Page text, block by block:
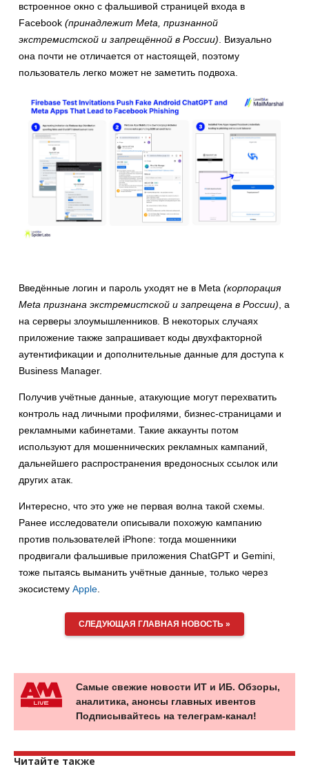
встроенное окно с фальшивой страницей входа в
Facebook (принадлежит Meta, признанной
экстремистской и запрещённой в России). Визуально
она почти не отличается от настоящей, поэтому
пользователь легко может не заметить подвоха.
Введённые логин и пароль уходят не в Meta (корпорация
Meta признана экстремистской и запрещена в России) , а
на серверы злоумышленников. В некоторых случаях
приложение также запрашивает коды двухфакторной
аутентификации и дополнительные данные для доступа к
Business Manager.
Получив учётные данные, атакующие могут перехватить
контроль над личными профилями, бизнес-страницами и
рекламными кабинетами. Такие аккаунты потом
используют для мошеннических рекламных кампаний,
дальнейшего распространения вредоносных ссылок или
других атак.
Интересно, что это уже не первая волна такой схемы.
Ранее исследователи описывали похожую кампанию
против пользователей iPhone: тогда мошенники
продвигали фальшивые приложения ChatGPT и Gemini,
тоже пытаясь выманить учётные данные, только через
экосистему Apple
СЛЕДУЮЩАЯ ГЛАВНАЯ НОВОСТЬ »
Самые свежие новости ИТ и ИБ. Обзоры,
аналитика, анонсы главных ивентов
Подписывайтесь на телеграм-канал!
Читайте также